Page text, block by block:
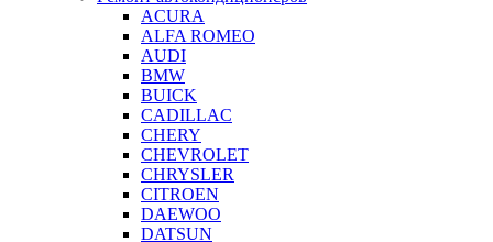
ACURA
ALFA ROMEO
AUDI
BMW
BUICK
CADILLAC
CHERY
CHEVROLET
CHRYSLER
CITROEN
DAEWOO
DATSUN